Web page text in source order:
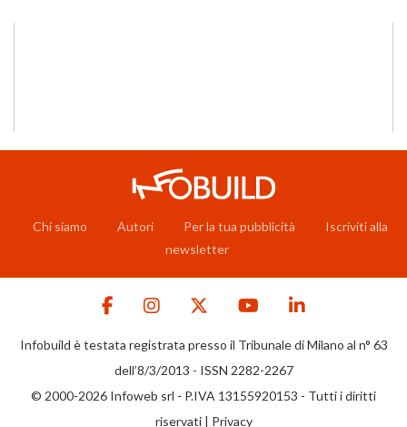
Chi siamo Autori Per la tua pubblicità
Iscriviti alla
newsletter
Infobuild è testata registrata presso il Tribunale di Milano al n° 63
dell’8/3/2013 - ISSN 2282-2267
© 2000-2026 Infoweb srl - P.IVA 13155920153 - Tutti i diritti
riservati | Privacy